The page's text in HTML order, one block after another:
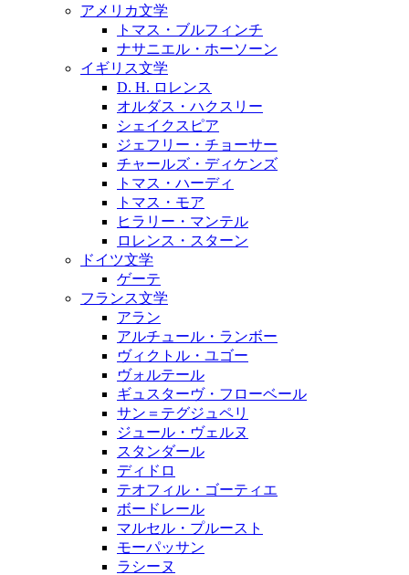
アメリカ文学
トマス・ブルフィンチ
ナサニエル・ホーソーン
イギリス文学
D. H. ロレンス
オルダス・ハクスリー
シェイクスピア
ジェフリー・チョーサー
チャールズ・ディケンズ
トマス・ハーディ
トマス・モア
ヒラリー・マンテル
ロレンス・スターン
ドイツ文学
ゲーテ
フランス文学
アラン
アルチュール・ランボー
ヴィクトル・ユゴー
ヴォルテール
ギュスターヴ・フローベール
サン＝テグジュペリ
ジュール・ヴェルヌ
スタンダール
ディドロ
テオフィル・ゴーティエ
ボードレール
マルセル・プルースト
モーパッサン
ラシーヌ